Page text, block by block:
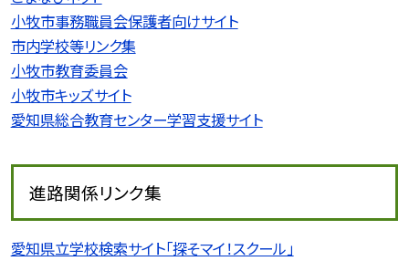
小牧市事務職員会保護者向けサイト
市内学校等リンク集
小牧市教育委員会
小牧市キッズサイト
愛知県総合教育センター学習支援サイト
進路関係リンク集
愛知県立学校検索サイト「探そマイ！スクール」